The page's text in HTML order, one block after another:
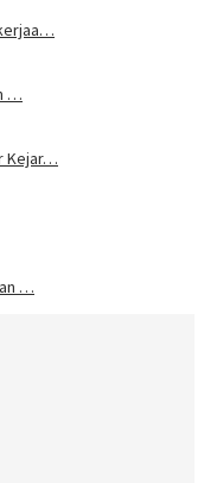
…
Kejar…
…